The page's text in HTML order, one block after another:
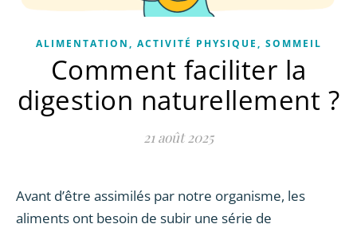
ALIMENTATION, ACTIVITÉ PHYSIQUE, SOMMEIL
Comment faciliter la
digestion naturellement ?
21 août 2025
Avant d’être assimilés par notre organisme, les
aliments ont besoin de subir une série de